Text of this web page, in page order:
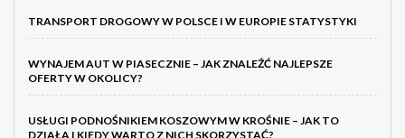
TRANSPORT DROGOWY W POLSCE I W EUROPIE STATYSTYKI
WYNAJEM AUT W PIASECZNIE – JAK ZNALEŹĆ NAJLEPSZE
OFERTY W OKOLICY?
USŁUGI PODNOŚNIKIEM KOSZOWYM W KROŚNIE – JAK TO
DZIAŁA I KIEDY WARTO Z NICH SKORZYSTAĆ?